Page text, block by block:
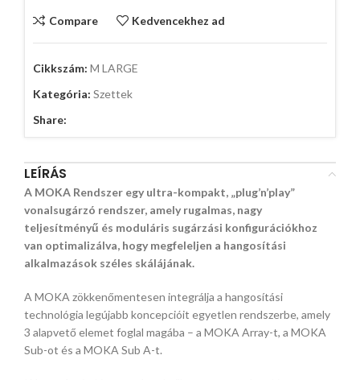
Compare Kedvencekhez ad
Cikkszám: M LARGE
Kategória: Szettek
Share:
LEÍRÁS
A MOKA Rendszer egy ultra-kompakt, „plug’n’play”
vonalsugárzó rendszer, amely rugalmas, nagy
teljesítményű és moduláris sugárzási konfigurációkhoz
van optimalizálva, hogy megfeleljen a hangosítási
alkalmazások széles skálájának.
A MOKA zökkenőmentesen integrálja a hangosítási
technológia legújabb koncepcióit egyetlen rendszerbe, amely
3 alapvető elemet foglal magába – a MOKA Array-t, a MOKA
Sub-ot és a MOKA Sub A-t.